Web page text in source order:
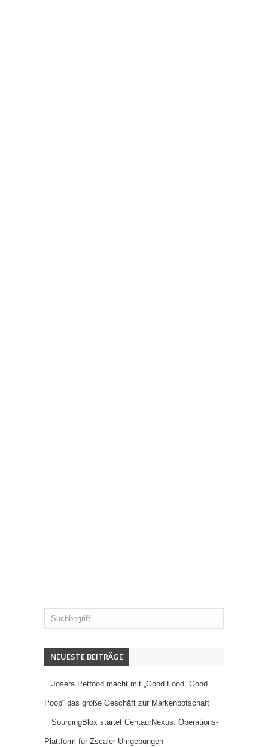
NEUESTE BEITRÄGE
Josera Petfood macht mit „Good Food. Good
Poop“ das große Geschäft zur Markenbotschaft
SourcingBlox startet CentaurNexus: Operations-
Plattform für Zscaler-Umgebungen